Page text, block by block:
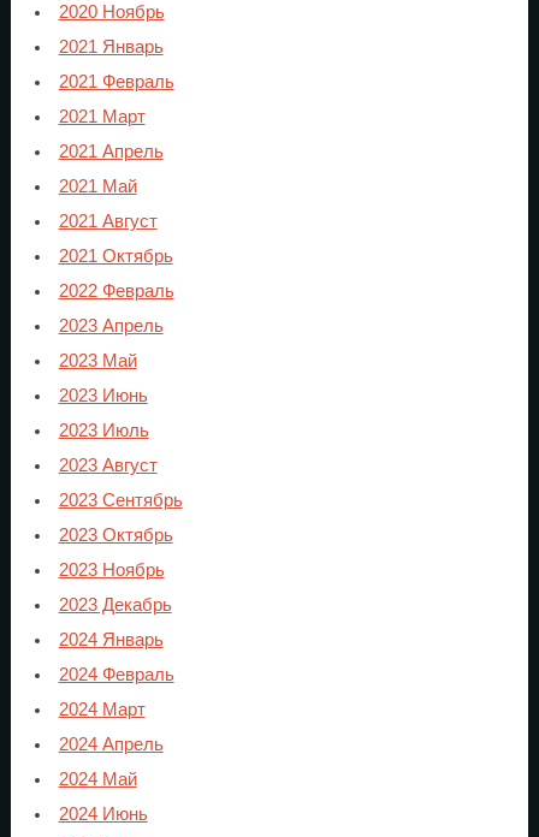
2020 Ноябрь
2021 Январь
2021 Февраль
2021 Март
2021 Апрель
2021 Май
2021 Август
2021 Октябрь
2022 Февраль
2023 Апрель
2023 Май
2023 Июнь
2023 Июль
2023 Август
2023 Сентябрь
2023 Октябрь
2023 Ноябрь
2023 Декабрь
2024 Январь
2024 Февраль
2024 Март
2024 Апрель
2024 Май
2024 Июнь